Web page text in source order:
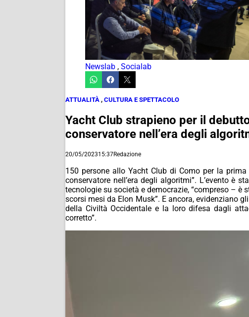
Newslab , Socialab
ATTUALITÀ , CULTURA E SPETTACOLO
Yacht Club strapieno per il
conservatore nell’era degli
20/05/202315:37Redazione
150 persone allo Yacht Club di Como per la
conservatore nell’era degli algoritmi”. L’evento è
tecnologie su società e democrazie, “compreso –
scorsi mesi da Elon Musk”. E ancora, evidenziano
della Civiltà Occidentale e la loro difesa dagli
corretto”.